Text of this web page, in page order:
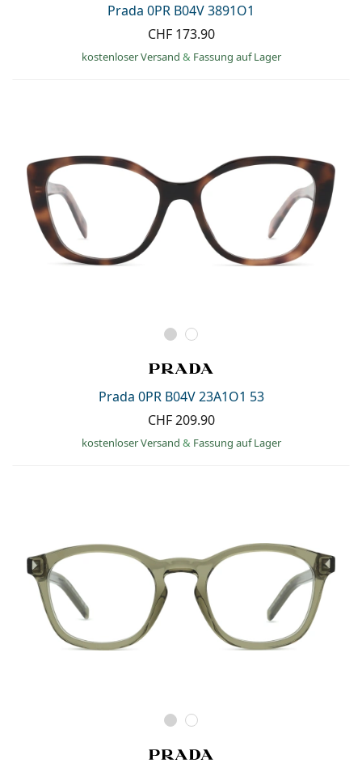
Prada 0PR B04V 3891O1
CHF 173.90
kostenloser Versand & Fassung auf Lager
Prada 0PR B04V 23A1O1 53
CHF 209.90
kostenloser Versand & Fassung auf Lager